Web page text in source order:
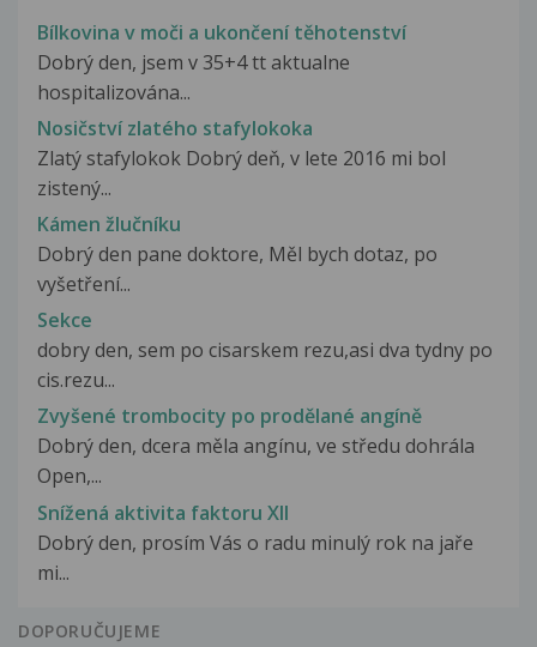
Bílkovina v moči a ukončení těhotenství
Dobrý den, jsem v 35+4 tt aktualne
hospitalizována...
Nosičství zlatého stafylokoka
Zlatý stafylokok Dobrý deň, v lete 2016 mi bol
zistený...
Kámen žlučníku
Dobrý den pane doktore, Měl bych dotaz, po
vyšetření...
Sekce
dobry den, sem po cisarskem rezu,asi dva tydny po
cis.rezu...
Zvyšené trombocity po prodělané angíně
Dobrý den, dcera měla angínu, ve středu dohrála
Open,...
Snížená aktivita faktoru XII
Dobrý den, prosím Vás o radu minulý rok na jaře
mi...
DOPORUČUJEME